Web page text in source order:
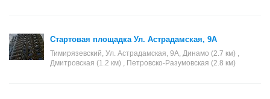
Стартовая площадка Ул. Астрадамская, 9А
Тимирязевский, Ул. Астрадамская, 9А, Динамо (2.7 км) ,
Дмитровская (1.2 км) , Петровско-Разумовская (2.8 км)